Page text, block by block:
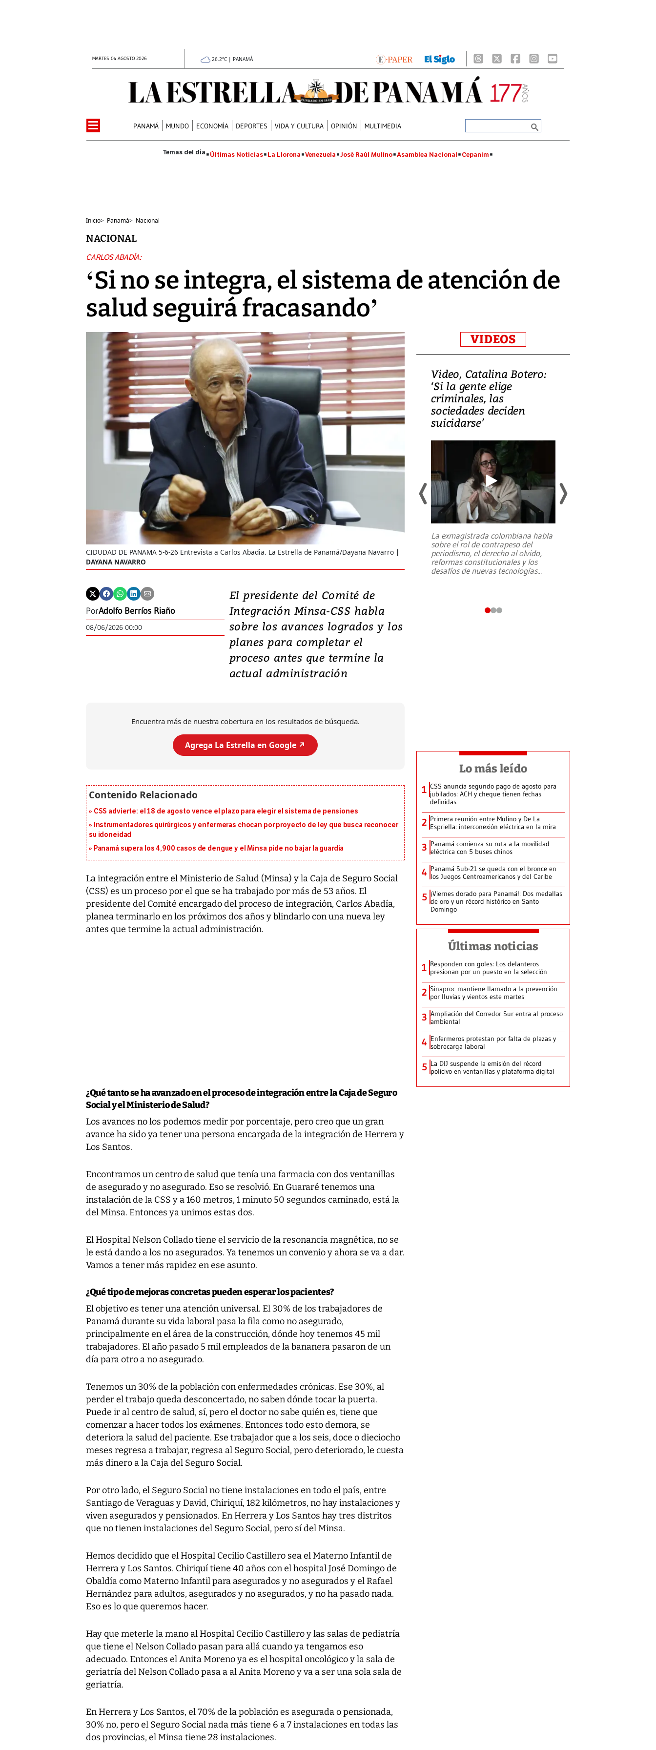
MARTES 04 AGOSTO 2026 26.2°C | PANAMÁ
PANAMÁ MUNDO ECONOMÍA DEPORTES VIDA Y CULTURA OPINIÓN MULTIMEDIA
Últimas Noticias La Llorona Venezuela José Raúl Mulino Asamblea Nacional Cepanim
Inicio> Panamá> Nacional
NACIONAL
CARLOS ABADÍA:
‘Si no se integra, el sistema de atención de
salud seguirá fracasando’
CIDUDAD DE PANAMA 5-6-26 Entrevista a Carlos Abadia. La Estrella de Panamá/Dayana Navarro
DAYANA NAVARRO
PorAdolfo Berríos Riaño
08/06/2026 00:00
El presidente del Comité de
Integración Minsa-CSS habla
sobre los avances logrados y los
planes para completar el
proceso antes que termine la
actual administración
Encuentra más de nuestra cobertura en los resultados de búsqueda.
Agrega La Estrella en Google ↗️
CSS advierte: el 18 de agosto vence el plazo para elegir el sistema de pensiones
Instrumentadores quirúrgicos y enfermeras chocan por proyecto de ley que busca reconocer
su idoneidad
Panamá supera los 4,900 casos de dengue y el Minsa pide no bajar la guardia
La integración entre el Ministerio de Salud (Minsa) y la Caja de Seguro Social
(CSS) es un proceso por el que se ha trabajado por más de 53 años. El
presidente del Comité encargado del proceso de integración, Carlos Abadía,
planea terminarlo en los próximos dos años y blindarlo con una nueva ley
antes que termine la actual administración.
¿Qué tanto se ha avanzado en el proceso de integración entre la Caja de Seguro
Social y el Ministerio de Salud?
Los avances no los podemos medir por porcentaje, pero creo que un gran
avance ha sido ya tener una persona encargada de la integración de Herrera y
Los Santos.
Encontramos un centro de salud que tenía una farmacia con dos ventanillas
de asegurado y no asegurado. Eso se resolvió. En Guararé tenemos una
instalación de la CSS y a 160 metros, 1 minuto 50 segundos caminado, está la
del Minsa. Entonces ya unimos estas dos.
El Hospital Nelson Collado tiene el servicio de la resonancia magnética, no se
le está dando a los no asegurados. Ya tenemos un convenio y ahora se va a dar.
Vamos a tener más rapidez en ese asunto.
¿Qué tipo de mejoras concretas pueden esperar los pacientes?
El objetivo es tener una atención universal. El 30% de los trabajadores de
Panamá durante su vida laboral pasa la fila como no asegurado,
principalmente en el área de la construcción, dónde hoy tenemos 45 mil
trabajadores. El año pasado 5 mil empleados de la bananera pasaron de un
día para otro a no asegurado.
Tenemos un 30% de la población con enfermedades crónicas. Ese 30%, al
perder el trabajo queda desconcertado, no saben dónde tocar la puerta.
Puede ir al centro de salud, sí, pero el doctor no sabe quién es, tiene que
comenzar a hacer todos los exámenes. Entonces todo esto demora, se
deteriora la salud del paciente. Ese trabajador que a los seis, doce o dieciocho
meses regresa a trabajar, regresa al Seguro Social, pero deteriorado, le cuesta
más dinero a la Caja del Seguro Social.
Por otro lado, el Seguro Social no tiene instalaciones en todo el país, entre
Santiago de Veraguas y David, Chiriquí, 182 kilómetros, no hay instalaciones y
viven asegurados y pensionados. En Herrera y Los Santos hay tres distritos
que no tienen instalaciones del Seguro Social, pero sí del Minsa.
Hemos decidido que el Hospital Cecilio Castillero sea el Materno Infantil de
Herrera y Los Santos. Chiriquí tiene 40 años con el hospital José Domingo de
Obaldía como Materno Infantil para asegurados y no asegurados y el Rafael
Hernández para adultos, asegurados y no asegurados, y no ha pasado nada.
Eso es lo que queremos hacer.
Hay que meterle la mano al Hospital Cecilio Castillero y las salas de pediatría
que tiene el Nelson Collado pasan para allá cuando ya tengamos eso
adecuado. Entonces el Anita Moreno ya es el hospital oncológico y la sala de
geriatría del Nelson Collado pasa a al Anita Moreno y va a ser una sola sala de
geriatría.
En Herrera y Los Santos, el 70% de la población es asegurada o pensionada,
30% no, pero el Seguro Social nada más tiene 6 a 7 instalaciones en todas las
dos provincias, el Minsa tiene 28 instalaciones.
VIDEOS
Video, Japón: Terremoto
deja heridos y graves
daños en Kumamoto
Un fuerte terremoto de magnitud
7,1 se registró este martes 28 de
julio en la prefectura de Kumamoto,
al sur de Japón, provocando una
emergencia de gran
Video, Catalina Botero:
‘Si la gente elige
criminales, las
sociedades deciden
suicidarse’
La exmagistrada colombiana habla
sobre el rol de contrapeso del
periodismo, el derecho al olvido,
reformas constitucionales y los
desafíos de nuevas tecnologías...
Lo más leído
1 CSS anuncia segundo pago de agosto para
jubilados: ACH y cheque tienen fechas
definidas
2 Primera reunión entre Mulino y De La
Espriella: interconexión eléctrica en la mira
3 Panamá comienza su ruta a la movilidad
eléctrica con 5 buses chinos
4 Panamá Sub-21 se queda con el bronce en
los Juegos Centroamericanos y del Caribe
5 ¡Viernes dorado para Panamá!: Dos medallas
de oro y un récord histórico en Santo
Domingo
Últimas noticias
1 Responden con goles: Los delanteros
presionan por un puesto en la selección
2 Sinaproc mantiene llamado a la prevención
por lluvias y vientos este martes
3 Ampliación del Corredor Sur entra al proceso
ambiental
4 Enfermeros protestan por falta de plazas y
sobrecarga laboral
5 La DIJ suspende la emisión del récord
policivo en ventanillas y plataforma digital